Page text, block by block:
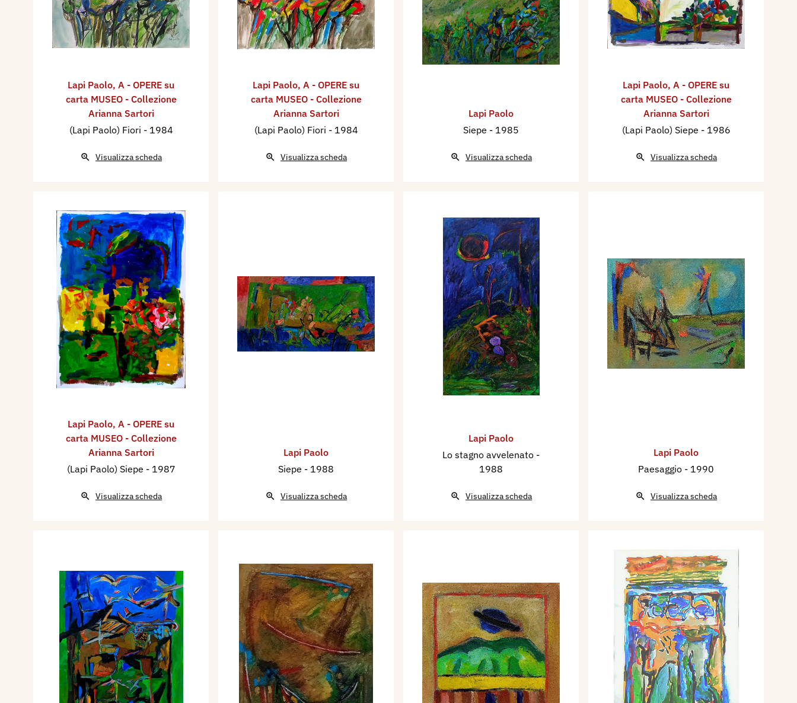
Lapi Paolo, A - OPERE su
carta MUSEO - Collezione
Arianna Sartori
(Lapi Paolo) Fiori - 1984
Visualizza scheda
Lapi Paolo, A - OPERE su
carta MUSEO - Collezione
Arianna Sartori
(Lapi Paolo) Fiori - 1984
Visualizza scheda
Lapi Paolo
Siepe - 1985
Visualizza scheda
Lapi Paolo, A - OPERE su
carta MUSEO - Collezione
Arianna Sartori
(Lapi Paolo) Siepe - 1986
Visualizza scheda
Lapi Paolo, A - OPERE su
carta MUSEO - Collezione
Arianna Sartori
(Lapi Paolo) Siepe - 1987
Visualizza scheda
Lapi Paolo
Siepe - 1988
Visualizza scheda
Lapi Paolo
Lo stagno avvelenato -
1988
Visualizza scheda
Lapi Paolo
Paesaggio - 1990
Visualizza scheda